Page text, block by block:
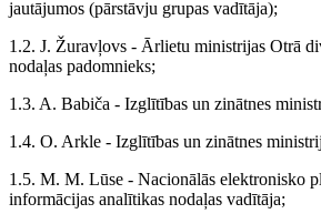
jautājumos (pārstāvju grupas vadītāja);
1.2. J. Žuravļovs - Ārlietu ministrijas Otrā
nodaļas padomnieks;
1.3. A. Babiča - Izglītības un zinātnes
1.4. O. Arkle - Izglītības un zinātnes
1.5. M. M. Lūse - Nacionālās elektronisko
informācijas analītikas nodaļas vadītāja;